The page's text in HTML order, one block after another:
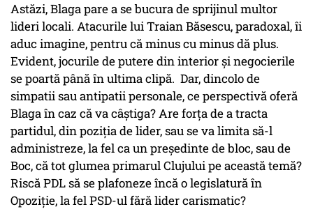
Astăzi, Blaga pare a se bucura de sprijinul multor
lideri locali. Atacurile lui Traian Băsescu, paradoxal, îi
aduc imagine, pentru că minus cu minus dă plus.
Evident, jocurile de putere din interior și negocierile
se poartă până în ultima clipă. Dar, dincolo de
simpatii sau antipatii personale, ce perspectivă oferă
Blaga în caz că va câștiga? Are forța de a tracta
partidul, din poziția de lider, sau se va limita să-l
administreze, la fel ca un președinte de bloc, sau de
Boc, că tot glumea primarul Clujului pe această temă?
Riscă PDL să se plafoneze încă o legislatură în
Opoziție, la fel PSD-ul fără lider carismatic?